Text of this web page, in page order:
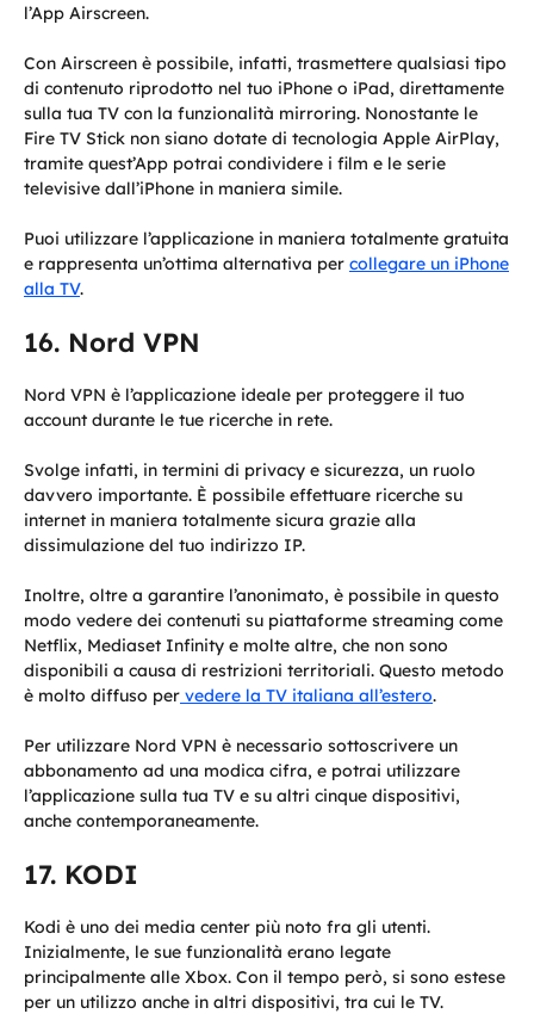
l’App Airscreen.
Con Airscreen è possibile, infatti, trasmettere qualsiasi tipo
di contenuto riprodotto nel tuo iPhone o iPad, direttamente
sulla tua TV con la funzionalità mirroring. Nonostante le
Fire TV Stick non siano dotate di tecnologia Apple AirPlay,
tramite quest’App potrai condividere i film e le serie
televisive dall’iPhone in maniera simile.
Puoi utilizzare l’applicazione in maniera totalmente gratuita
e rappresenta un’ottima alternativa per collegare un iPhone
alla TV.
Nord VPN
Nord VPN è l’applicazione ideale per proteggere il tuo
account durante le tue ricerche in rete.
Svolge infatti, in termini di privacy e sicurezza, un ruolo
davvero importante. È possibile effettuare ricerche su
internet in maniera totalmente sicura grazie alla
dissimulazione del tuo indirizzo IP.
Inoltre, oltre a garantire l’anonimato, è possibile in questo
modo vedere dei contenuti su piattaforme streaming come
Netflix, Mediaset Infinity e molte altre, che non sono
disponibili a causa di restrizioni territoriali. Questo metodo
è molto diffuso per vedere la TV italiana all’estero.
Per utilizzare Nord VPN è necessario sottoscrivere un
abbonamento ad una modica cifra, e potrai utilizzare
l’applicazione sulla tua TV e su altri cinque dispositivi,
anche contemporaneamente.
KODI
Kodi è uno dei media center più noto fra gli utenti.
Inizialmente, le sue funzionalità erano legate
principalmente alle Xbox. Con il tempo però, si sono estese
per un utilizzo anche in altri dispositivi, tra cui le TV.